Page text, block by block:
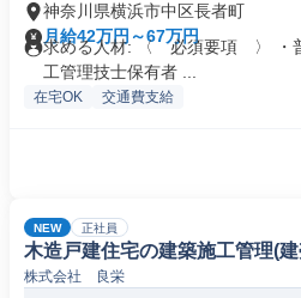
神奈川県横浜市中区長者町
月給42万円～67万円
求める人材: 〈 必須要項 〉 ・
工管理技士保有者 ...
在宅OK 交通費支給
NEW 正社員
木造戸建住宅の建築施工管理(
株式会社 良栄